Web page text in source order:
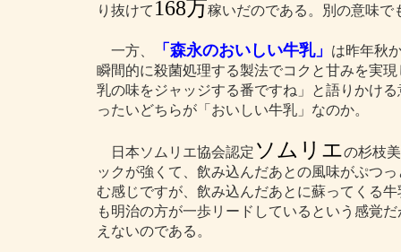
り抜けて 168万稼いだのである。別の意味で
一方、 「森永のおいしい牛乳」
は昨年秋
瞬間的に殺菌処理する製法でコクと甘みを実
乳の味をジャッジする番ですね」と語りかけ
ったいどちらが「おいしい牛乳」なのか。
日本ソムリエ協会認定 ソムリエの杉枝
ックが強くて、飲み込んだあとの風味がぷつ
む感じですが、飲み込んだあとに蘇ってくる
も明治の方が一歩リードしているという感覚
えないのである。